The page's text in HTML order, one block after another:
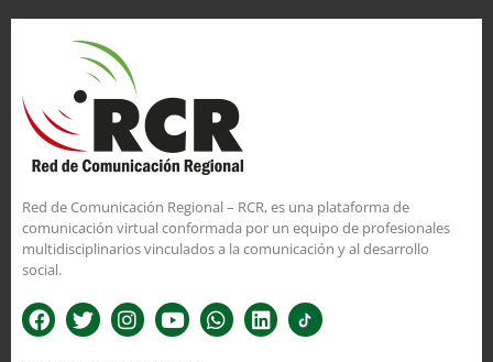
Red de Comunicación Regional – RCR, es una plataforma de
comunicación virtual conformada por un equipo de profesionales
multidisciplinarios vinculados a la comunicación y al desarrollo
social.